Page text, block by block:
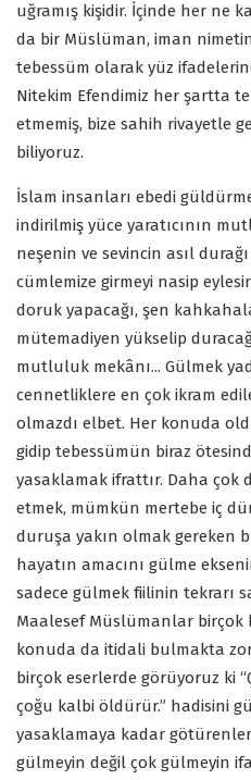
uğramış kişidir. İçinde her ne
da bir Müslüman, iman
tebessüm olarak yüz
Nitekim Efendimiz her şartta
etmemiş, bize sahih rivayetle
biliyoruz.
İslam insanları ebedi
indirilmiş yüce yaratıcının
neşenin ve sevincin asıl
cümlemize girmeyi nasip
doruk yapacağı, şen
mütemadiyen yükselip
mutluluk mekânı... Gülmek
cennetliklere en çok ikram
olmazdı elbet. Her konuda
gidip tebessümün biraz
yasaklamak ifrattır. Daha
etmek, mümkün mertebe iç
duruşa yakın olmak gereken
hayatın amacını gülme
sadece gülmek fiilinin tekrarı
Maalesef Müslümanlar
konuda da itidali bulmakta
birçok eserlerde görüyoruz ki
çoğu kalbi öldürür.” hadisini
yasaklamaya kadar
gülmeyin değil çok gülmeyin